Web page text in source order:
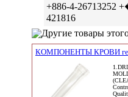
+886-4-26713252
421816
Другие товары
КОМПОНЕНТЫ КРОВИ